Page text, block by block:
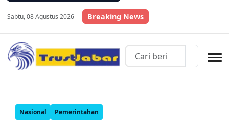
Sabtu, 08 Agustus 2026 Breaking News
Nasional Pemerintahan